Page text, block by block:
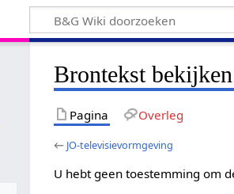
Brontekst
Pagina Overleg
← JO-televisievormgeving
U hebt geen toestemming om